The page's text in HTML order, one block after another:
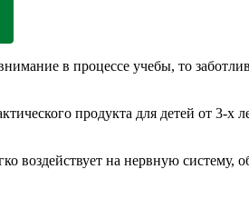
в процессе учебы, то
продукта для детей от 3-х
воздействует на нервную систему,